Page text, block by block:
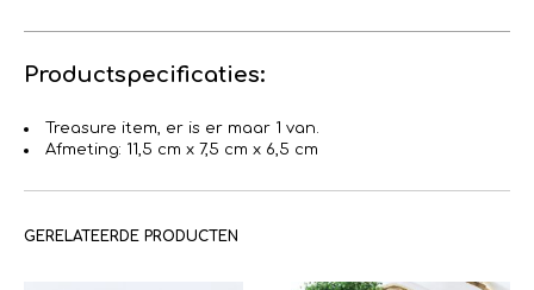
Productspecificaties:
Treasure item, er is er maar 1 van.
Afmeting: 11,5 cm x 7,5 cm x 6,5 cm
GERELATEERDE PRODUCTEN